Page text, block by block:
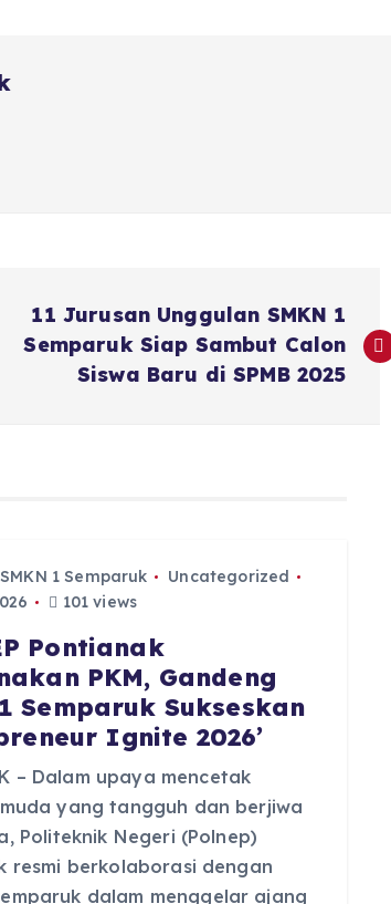
11 Jurusan Unggulan SMKN 1
Semparuk Siap Sambut Calon
Siswa Baru di SPMB 2025
1 Semparuk
Uncategorized
101 views
Pontianak
PKM, Gandeng
Semparuk Sukseskan
Ignite 2026’
– Dalam upaya mencetak
yang tangguh dan berjiwa
Politeknik Negeri (Polnep)
resmi berkolaborasi dengan
dalam menggelar ajang